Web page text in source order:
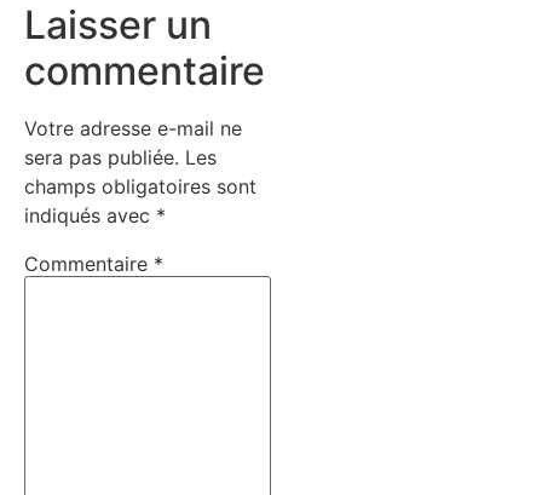
Laisser un
commentaire
Votre adresse e-mail ne
sera pas publiée. Les
champs obligatoires sont
indiqués avec *
Commentaire *